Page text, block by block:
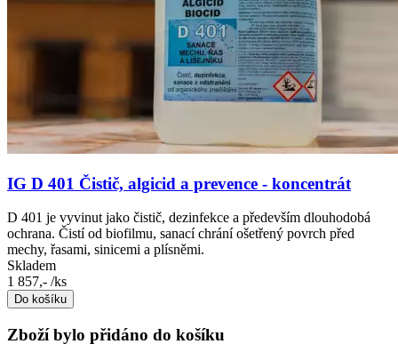
IG D 401 Čistič, algicid a prevence - koncentrát
D 401 je vyvinut jako čistič, dezinfekce a především dlouhodobá
ochrana. Čistí od biofilmu, sanací chrání ošetřený povrch před
mechy, řasami, sinicemi a plísněmi.
Skladem
1 857,- /ks
Do košíku
Zboží bylo přidáno do košíku